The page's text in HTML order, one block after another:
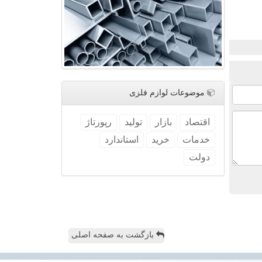
موضوعات لوازم فلزی
اقتصاد بازار تولید
رپورتاژ
خدمات
خرید
استاندارد
دولت
بازگشت به صفحه اصلی